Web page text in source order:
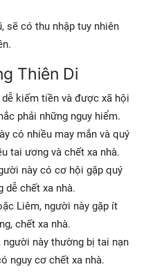
sẽ có thu nhập tuy nhiên
Thiên Di
kiếm tiền và được xã hội
phải những nguy hiểm.
có nhiều may mắn và quý
tai ương và chết xa nhà.
này có cơ hội gặp quý
dễ chết xa nhà.
Liêm, người này gặp ít
chết xa nhà.
người này thường bị tai nạn
nguy cơ chết xa nhà.